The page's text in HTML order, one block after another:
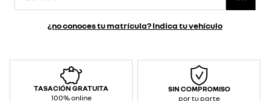
¿no conoces tu matrícula? Indica tu vehículo
TASACIÓN GRATUITA
100% online
SIN COMPROMISO
por tu parte